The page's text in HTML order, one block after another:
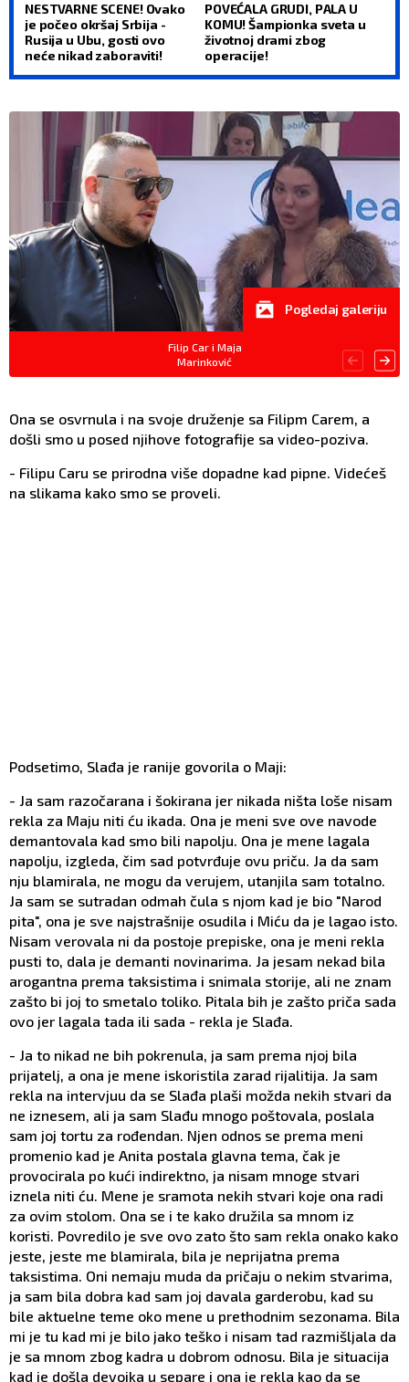
NESTVARNE SCENE! Ovako
je počeo okršaj Srbija -
Rusija u Ubu, gosti ovo
neće nikad zaboraviti!
POVEĆALA GRUDI, PALA U
KOMU! Šampionka sveta u
životnoj drami zbog
operacije!
Filip Car i Maja
Marinković
Pogledaj galeriju
Ona se osvrnula i na svoje druženje sa Filipm Carem, a
došli smo u posed njihove fotografije sa video-poziva.
- Filipu Caru se prirodna više dopadne kad pipne. Videćeš
na slikama kako smo se proveli.
Podsetimo, Slađa je ranije govorila o Maji:
- Ja sam razočarana i šokirana jer nikada ništa loše nisam
rekla za Maju niti ću ikada. Ona je meni sve ove navode
demantovala kad smo bili napolju. Ona je mene lagala
napolju, izgleda, čim sad potvrđuje ovu priču. Ja da sam
nju blamirala, ne mogu da verujem, utanjila sam totalno.
Ja sam se sutradan odmah čula s njom kad je bio "Narod
pita", ona je sve najstrašnije osudila i Miću da je lagao isto.
Nisam verovala ni da postoje prepiske, ona je meni rekla
pusti to, dala je demanti novinarima. Ja jesam nekad bila
arogantna prema taksistima i snimala storije, ali ne znam
zašto bi joj to smetalo toliko. Pitala bih je zašto priča sada
ovo jer lagala tada ili sada - rekla je Slađa.
- Ja to nikad ne bih pokrenula, ja sam prema njoj bila
prijatelj, a ona je mene iskoristila zarad rijalitija. Ja sam
rekla na intervjuu da se Slađa plaši možda nekih stvari da
ne iznesem, ali ja sam Slađu mnogo poštovala, poslala
sam joj tortu za rođendan. Njen odnos se prema meni
promenio kad je Anita postala glavna tema, čak je
provocirala po kući indirektno, ja nisam mnoge stvari
iznela niti ću. Mene je sramota nekih stvari koje ona radi
za ovim stolom. Ona se i te kako družila sa mnom iz
koristi. Povredilo je sve ovo zato što sam rekla onako kako
jeste, jeste me blamirala, bila je neprijatna prema
taksistima. Oni nemaju muda da pričaju o nekim stvarima,
ja sam bila dobra kad sam joj davala garderobu, kad su
bile aktuelne teme oko mene u prethodnim sezonama. Bila
mi je tu kad mi je bilo jako teško i nisam tad razmišljala da
je sa mnom zbog kadra u dobrom odnosu. Bila je situacija
kad je došla devojka u separe i ona je rekla kao da se